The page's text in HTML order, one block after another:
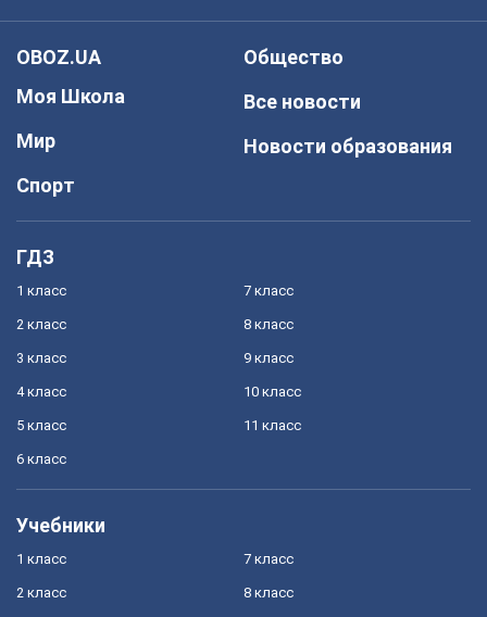
OBOZ.UA
Моя Школа
Мир
Спорт
Общество
Все новости
Новости образования
ГДЗ
1 класс
2 класс
3 класс
4 класс
5 класс
6 класс
7 класс
8 класс
9 класс
10 класс
11 класс
Учебники
1 класс
2 класс
7 класс
8 класс